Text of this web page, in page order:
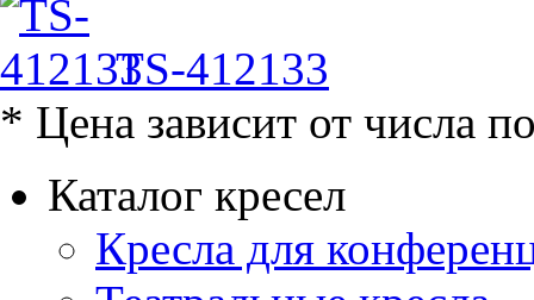
TS-412133
* Цена зависит от числа
Каталог кресел
Кресла для